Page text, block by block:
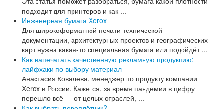
подходит для принтеров и как ...
Инженерная бумага Xerox
Для широкоформатной печати технической
документации, архитектурных проектов и географических
карт нужна какая-то специальная бумага или подойдёт ...
Как напечатать качественную рекламную продукцию:
лайфхаки по выбору материал
Анастасия Ковалева, менеджер по продукту компании
Xerox в России. Кажется, за время пандемии в цифру
перешло всё — от целых отраслей, ...